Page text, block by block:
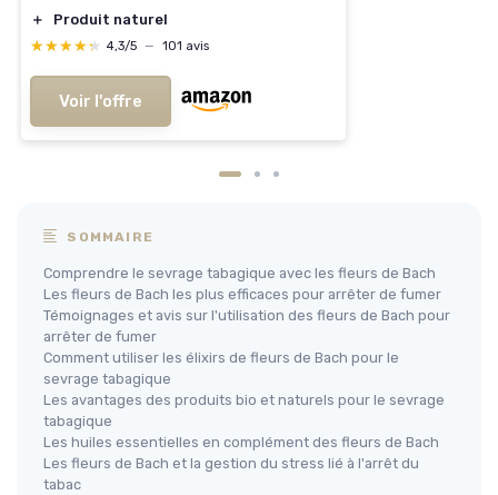
＋
Produit naturel
★★★★★
★★★★★ 4,3/5 — 101 avis
Voir l'offre
SOMMAIRE
Comprendre le sevrage tabagique avec les fleurs de Bach
Les fleurs de Bach les plus efficaces pour arrêter de fumer
Témoignages et avis sur l'utilisation des fleurs de Bach pour
arrêter de fumer
Comment utiliser les élixirs de fleurs de Bach pour le
sevrage tabagique
Les avantages des produits bio et naturels pour le sevrage
tabagique
Les huiles essentielles en complément des fleurs de Bach
Les fleurs de Bach et la gestion du stress lié à l'arrêt du
tabac